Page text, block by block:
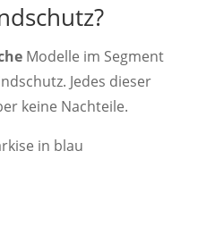
Modelle im Segment
Jedes dieser
keine Nachteile.